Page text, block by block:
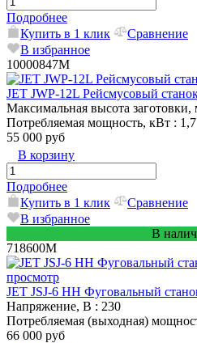
Подробнее
Купить в 1 клик
Сравнение
В избранное
10000847M
JET JWP-12L Рейсмусовый
Максимальная высота заготовки,
Потребляемая мощность, кВт : 1,7
55 000 руб
В корзину
Подробнее
Купить в 1 клик
Сравнение
В избранное
В
718600M
просмотр
JET JSJ-6 HH Фуговальный
Напряжение, В : 230
Потребляемая (выходная)
66 000 руб